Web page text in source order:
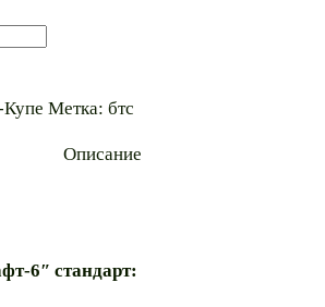
Метка: бтс
Описание
6″ стандарт: